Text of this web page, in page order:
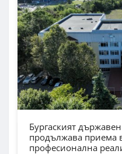
Бургаският
продължава приема
професионална